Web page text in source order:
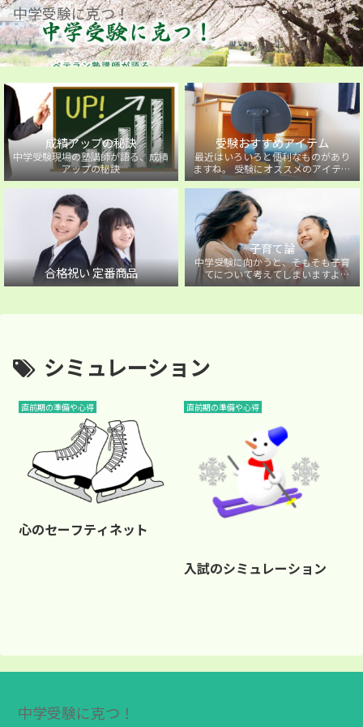
中学受験に克つ！
成績アップの秘訣
中学受験現場の塾講師が語る、成績
アップの秘訣
受験おすすめアイテム
最近はいろいろと便利なものがあり
ますね。 受験にオススメのアイテム
を紹介しています。
合格祝い 定番商品
子育て論
中学受験に向かうと、そもそも子育
てについて考えてしまいますよ
ね・・・。中学受験に向かうお子様
シミュレーション
直前期の準備や心得
心のセーフティネット
直前期の準備や心得
入試のシミュレーション
中学受験に克つ！